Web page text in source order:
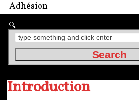
Adhésion
Introduction